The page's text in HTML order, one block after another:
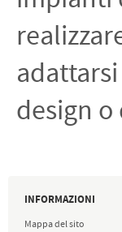
design
INFORMAZIONI
Mappa del sito